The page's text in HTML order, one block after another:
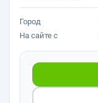
Город
На сайте с